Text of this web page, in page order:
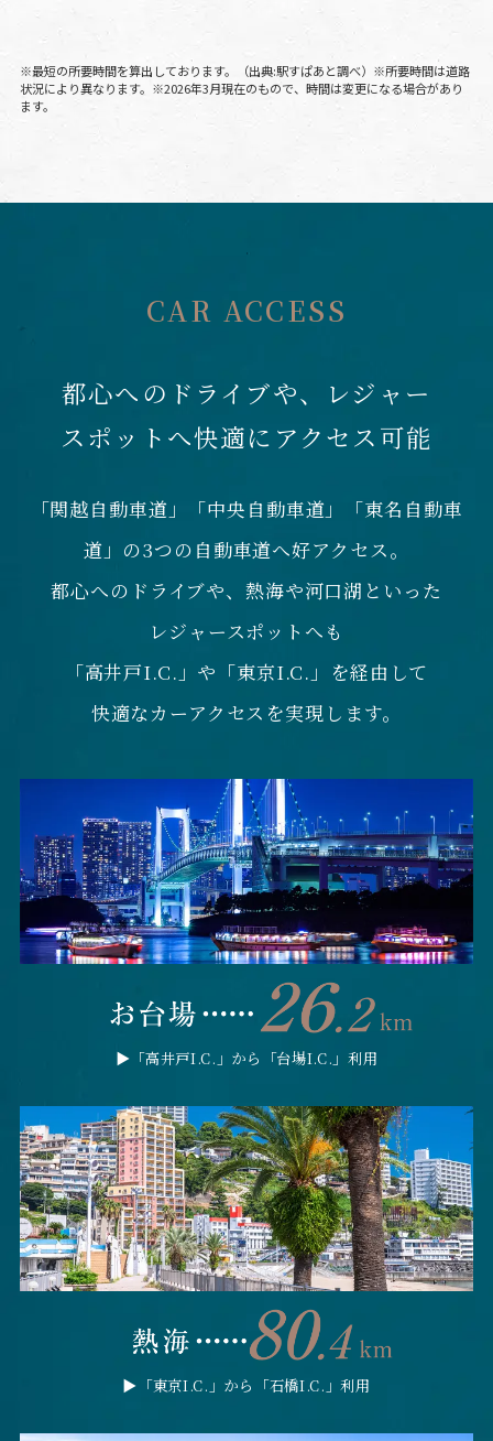
※最短の所要時間を算出しております。（出典:駅すぱあと調べ）※所要時間は道路
状況により異なります。 ※2026年3月現在のもので、時間は変更になる場合があり
ます。
CAR ACCESS
都心へのドライブや、レジャー
スポットへ快適にアクセス可能
「関越自動車道」「中央自動車道」「東名自動車
道」の3つの自動車道へ好アクセス。
都心へのドライブや、熱海や河口湖といった
レジャースポットへも
「高井戸I.C.」や「東京I.C.」を経由して
快適なカーアクセスを実現します。
▶︎「高井戸I.C.」から「台場I.C.」利用
▶︎「東京I.C.」から「石橋I.C.」利用